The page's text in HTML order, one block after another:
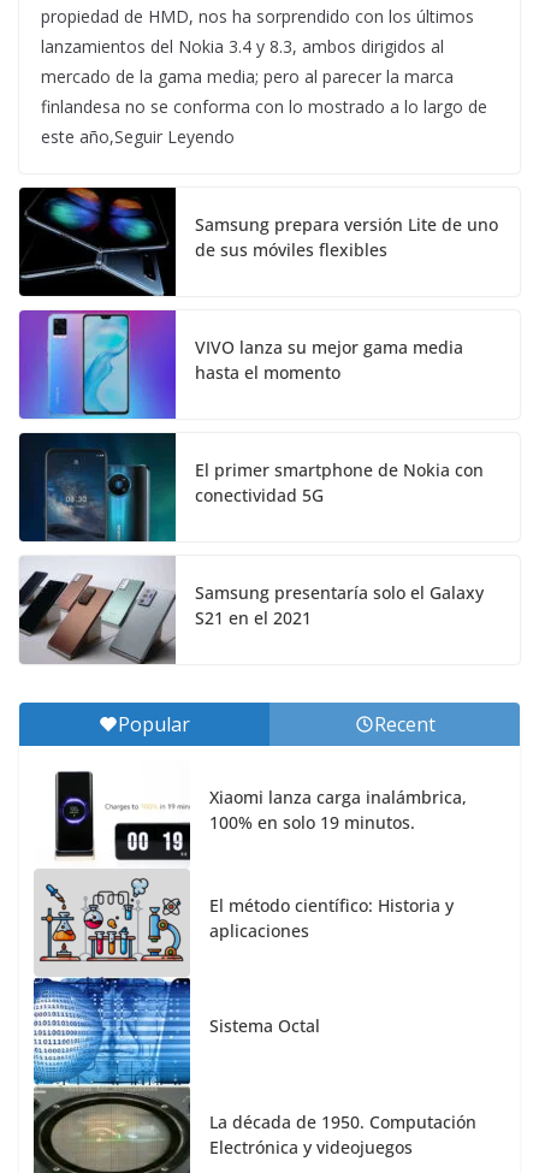
propiedad de HMD, nos ha sorprendido con los últimos
lanzamientos del Nokia 3.4 y 8.3, ambos dirigidos al
mercado de la gama media; pero al parecer la marca
finlandesa no se conforma con lo mostrado a lo largo de
este año,Seguir Leyendo
Samsung prepara versión Lite de uno
de sus móviles flexibles
VIVO lanza su mejor gama media
hasta el momento
El primer smartphone de Nokia con
conectividad 5G
Samsung presentaría solo el Galaxy
S21 en el 2021
Popular Recent
Xiaomi lanza carga inalámbrica,
100% en solo 19 minutos.
El método científico: Historia y
aplicaciones
Sistema Octal
La década de 1950. Computación
Electrónica y videojuegos